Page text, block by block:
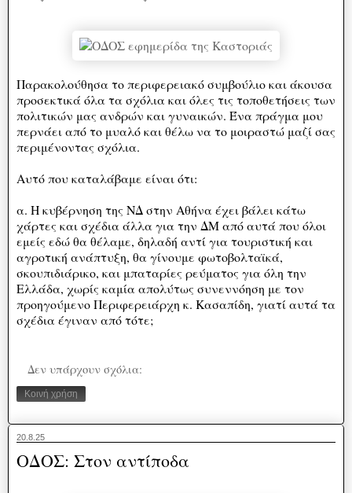
Παρακολούθησα το περιφερειακό συμβούλιο και άκουσα
προσεκτικά όλα τα σχόλια και όλες τις τοποθετήσεις των
πολιτικών μας ανδρών και γυναικών. Ένα πράγμα μου
περνάει από το μυαλό και θέλω να το μοιραστώ μαζί σας
περιμένοντας σχόλια.
Αυτό που καταλάβαμε είναι ότι:
α. Η κυβέρνηση της ΝΔ στην Αθήνα έχει βάλει κάτω
χάρτες και σχέδια άλλα για την ΔΜ από αυτά που όλοι
εμείς εδώ θα θέλαμε, δηλαδή αντί για τουριστική και
αγροτική ανάπτυξη, θα γίνουμε φωτοβολταϊκά,
σκουπιδιάρικο, και μπαταρίες ρεύματος για όλη την
Ελλάδα, χωρίς καμία απολύτως συνεννόηση με τον
προηγούμενο Περιφερειάρχη κ. Κασαπίδη, γιατί αυτά τα
σχέδια έγιναν από τότε;
Δεν υπάρχουν σχόλια:
Κοινή χρήση
20.8.25
ΟΔΟΣ: Στον αντίποδα